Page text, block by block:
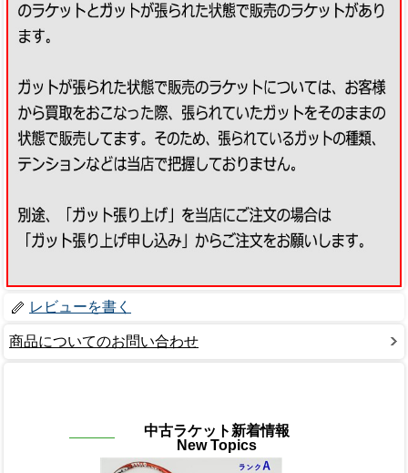
レビューを書く
商品についてのお問い合わせ
中古ラケット新着情報
New Topics